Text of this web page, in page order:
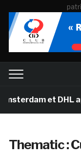
et DHL
Thematic :